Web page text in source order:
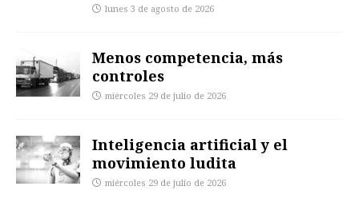
lunes 3 de agosto de 2026
Menos competencia, más
controles
miércoles 29 de julio de 2026
Inteligencia artificial y el
movimiento ludita
miércoles 29 de julio de 2026